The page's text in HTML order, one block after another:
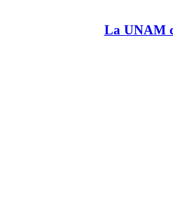
La UNAM